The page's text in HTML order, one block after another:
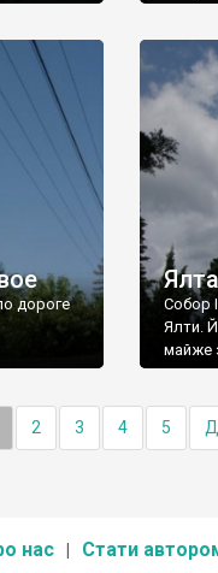
дороге
Собор
Ялти.
майже
2 3 4 5
нас Стати